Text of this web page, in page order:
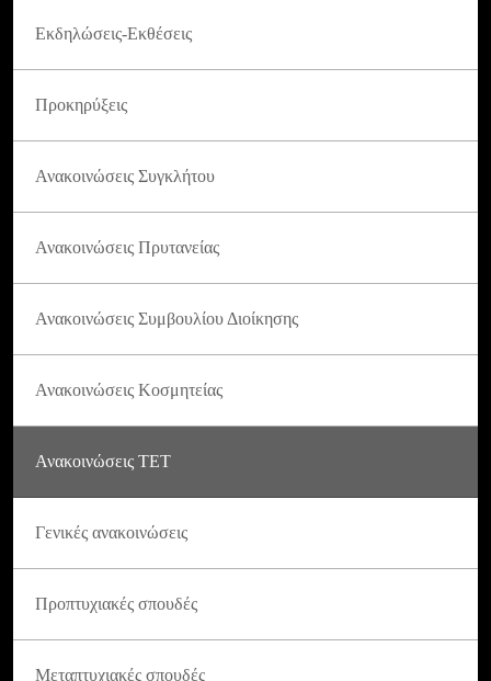
Εκδηλώσεις-Εκθέσεις
Προκηρύξεις
Ανακοινώσεις Συγκλήτου
Ανακοινώσεις Πρυτανείας
Ανακοινώσεις Συμβουλίου Διοίκησης
Ανακοινώσεις Κοσμητείας
Ανακοινώσεις ΤΕΤ
Γενικές ανακοινώσεις
Προπτυχιακές σπουδές
Μεταπτυχιακές σπουδές